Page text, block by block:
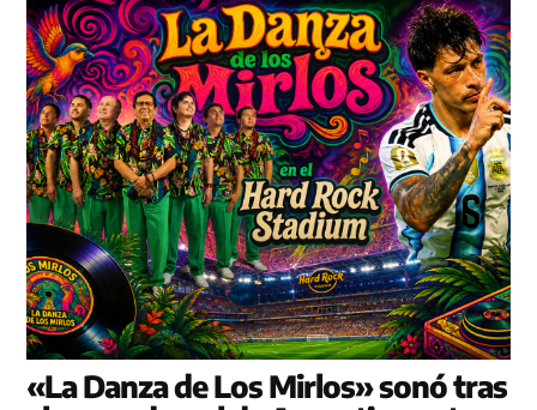
«La Danza de Los Mirlos» sonó tras